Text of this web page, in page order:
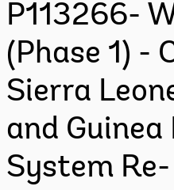
P113266-
(Phase 1) -
Sierra
and Guinea
System Re-